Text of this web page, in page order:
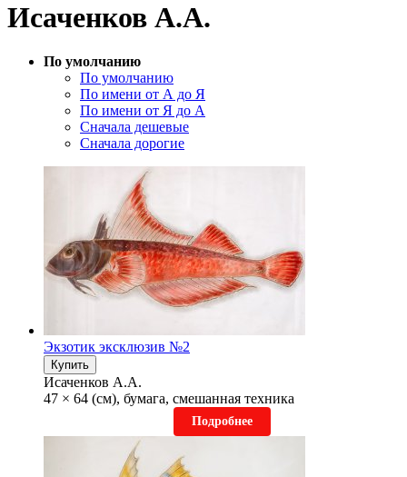
Исаченков А.А.
По умолчанию
По умолчанию
По имени от А до Я
По имени от Я до А
Сначала дешевые
Сначала дорогие
Экзотик эксклюзив №2
Купить
Исаченков А.А.
47 × 64 (см), бумага, смешанная техника
Подробнее